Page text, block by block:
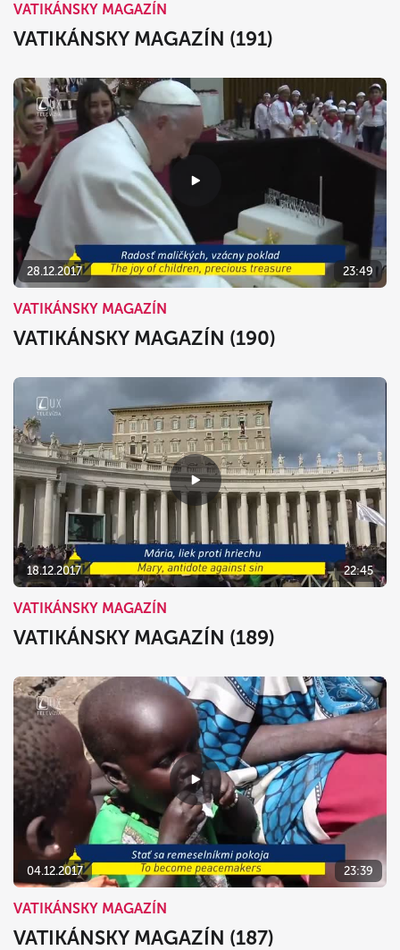
VATIKÁNSKY MAGAZÍN
VATIKÁNSKY MAGAZÍN (191)
28.12.2017 23:49
VATIKÁNSKY MAGAZÍN
VATIKÁNSKY MAGAZÍN (190)
18.12.2017 22:45
VATIKÁNSKY MAGAZÍN
VATIKÁNSKY MAGAZÍN (189)
04.12.2017 23:39
VATIKÁNSKY MAGAZÍN
VATIKÁNSKY MAGAZÍN (187)